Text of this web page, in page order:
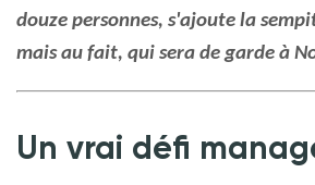
douze personnes, s'ajoute la
mais au fait, qui sera de garde à
Un vrai défi